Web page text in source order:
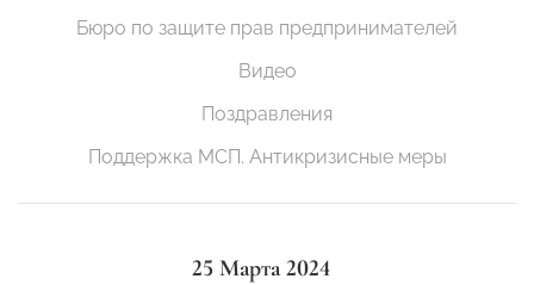
Бюро по защите прав предпринимателей
Видео
Поздравления
Поддержка МСП. Антикризисные меры
25 Марта 2024